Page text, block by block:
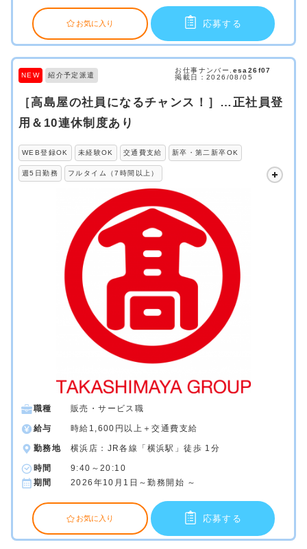
お気に入り 応募する
NEW 紹介予定派遣
お仕事ナンバー. esa26f07
掲載日：2026/08/05
［高島屋の社員になるチャンス！］…正社員登
用＆10連休制度あり
WEB登録OK 未経験OK 交通費支給 新卒・第二新卒OK
週5日勤務 フルタイム（7時間以上）
職種 販売・サービス職
給与 時給1,600円以上＋交通費支給
勤務地 横浜店：JR各線「横浜駅」徒歩 1分
時間
9:40～20:10
期間
2026年10月1日～勤務開始 ～
お気に入り 応募する